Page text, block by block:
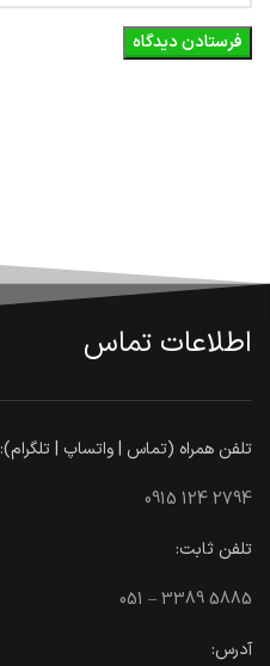
اطلاعات تماس
تلفن همراه (تماس | واتساپ | تلگرام):
0915 124 2794
تلفن ثابت:
051 – 3389 5885
آدرس: